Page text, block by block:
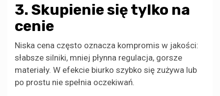
3. Skupienie się tylko na
cenie
Niska cena często oznacza kompromis w jakości:
słabsze silniki, mniej płynna regulacja, gorsze
materiały. W efekcie biurko szybko się zużywa lub
po prostu nie spełnia oczekiwań.